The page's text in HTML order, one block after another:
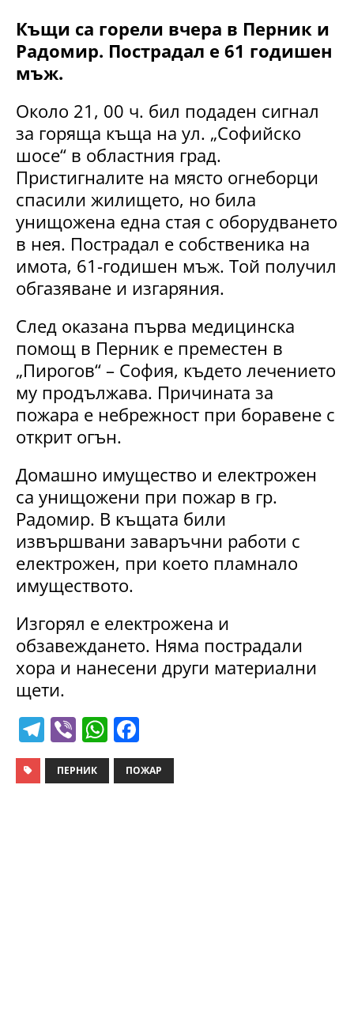
Къщи са горели вчера в Перник и
Радомир. Пострадал е 61 годишен
мъж.
Около 21, 00 ч. бил подаден сигнал
за горяща къща на ул. „Софийско
шосе“ в областния град.
Пристигналите на място огнеборци
спасили жилището, но била
унищожена една стая с оборудването
в нея. Пострадал е собственика на
имота, 61-годишен мъж. Той получил
обгазяване и изгаряния.
След оказана първа медицинска
помощ в Перник е преместен в
„Пирогов“ – София, където лечението
му продължава. Причината за
пожара е небрежност при боравене с
открит огън.
Домашно имущество и електрожен
са унищожени при пожар в гр.
Радомир. В къщата били
извършвани заваръчни работи с
електрожен, при което пламнало
имуществото.
Изгорял е електрожена и
обзавеждането. Няма пострадали
хора и нанесени други материални
щети.
T
el
e
Vi
b
er
W
h
at
a
c
ПЕРНИК ПОЖАР